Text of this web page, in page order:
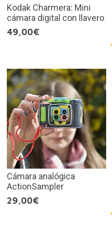
Kodak Charmera: Mini
cámara digital con llavero
49,00€
Cámara analógica
ActionSampler
29,00€